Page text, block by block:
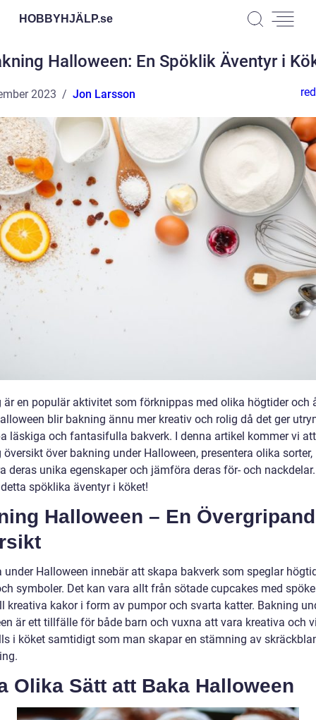
HOBBYHJÄLP.se
Halloween: En Spöklik Äventyr i
2023 Jon Larsson
är en populär aktivitet som förknippas med olika högtider och
blir bakning ännu mer kreativ och rolig då det ger
läskiga och fantasifulla bakverk. I denna artikel kommer vi
över bakning under Halloween, presentera olika sorter,
deras unika egenskaper och jämföra deras för- och
spöklika äventyr i köket!
Halloween – En
under Halloween innebär att skapa bakverk som speglar
symboler. Det kan vara allt från sötade cupcakes med
kreativa kakor i form av pumpor och svarta katter. Bakning
är ett tillfälle för både barn och vuxna att vara kreativa och
i köket samtidigt som man skapar en stämning av
Olika Sätt att Baka Halloween